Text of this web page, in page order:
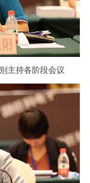
主持各阶段会议